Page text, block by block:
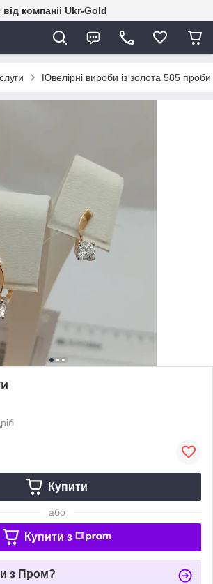
компаніі Ukr-Gold
Ювелірні вироби із золота 585 проби
Купити
або
Купити з
з Пром?